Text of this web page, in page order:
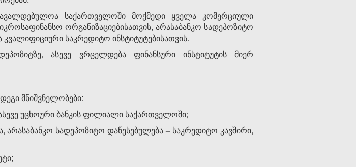
საქართველოში მოქმედი ყველა კომერციული
ორგანიზაციებისათვის, არასაბანკო სადეპოზიტო
საკრედიტო ინსტიტუტებისათვის.
ასევე ვრცელდება ფინანსური ინსტიტუტის მიერ
მნიშვნელობები:
უცხოური ბანკის ფილიალი საქართველოში;
არასაბანკო სადეპოზიტო დაწესებულება– საკრედიტო კავშირი,